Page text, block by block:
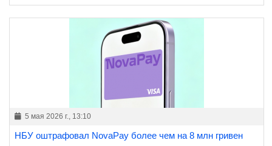
5 мая 2026 г., 13:10
НБУ оштрафовал NovaPay более чем на 8 млн гривен